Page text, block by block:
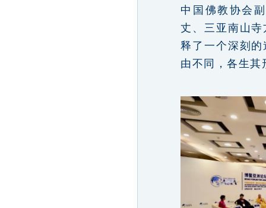
中国佛教协会
丈、三亚南山
释了一个深刻
由不同，各生其